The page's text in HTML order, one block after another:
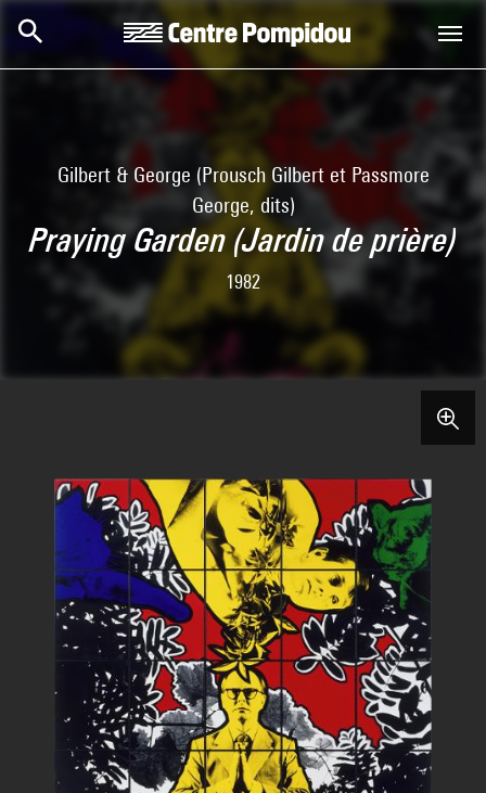
Aller au contenu principal
Centre Pompidou
Gilbert & George (Prousch Gilbert et Passmore
George, dits)
Praying Garden (Jardin de prière)
1982